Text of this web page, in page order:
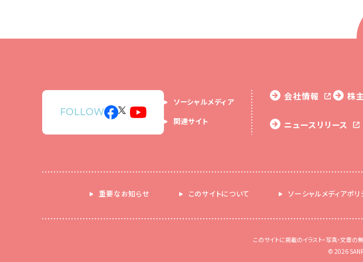
FOLLOW
ソーシャルメディア
関連サイト
会社情報 株
ニュースリリース
重要なお知らせ このサイトについて ソーシャルメディアポリ
このサイトに掲載のイラスト・写真・文章
© 2026